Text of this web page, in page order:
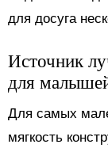
для досуга
Источник
для
Для самых
мягкость